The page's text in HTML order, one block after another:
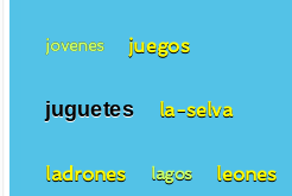
jovenes juegos
juguetes la-selva
ladrones lagos leones